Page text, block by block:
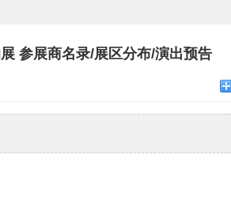
参展商名录/展区分布/演出预告